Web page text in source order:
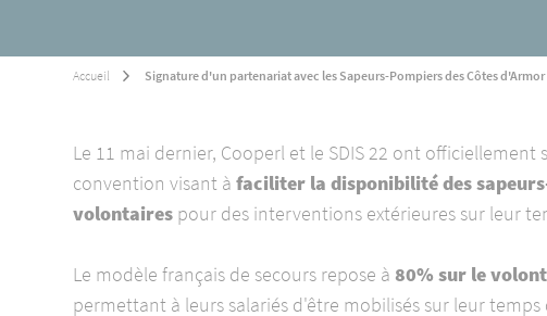
Ingrédients
Salaisons
Distribution
Accueil Signature d'un partenariat avec les Sapeurs-Pompiers des Côtes d'Armor
Le 11 mai dernier, Cooperl et le SDIS 22 ont officiellement
convention visant à faciliter la disponibilité des
volontaires pour des interventions extérieures sur leur
Le modèle français de secours repose à 80% sur le
permettant à leurs salariés d'être mobilisés sur leur temps